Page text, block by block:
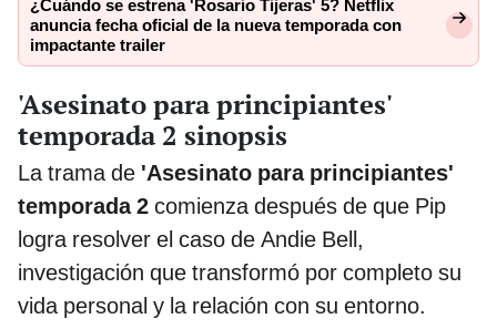
¿Cuándo se estrena 'Rosario Tijeras' 5? Netflix
anuncia fecha oficial de la nueva temporada con
impactante trailer
'Asesinato para principiantes'
temporada 2 sinopsis
La trama de 'Asesinato para principiantes'
temporada 2 comienza después de que Pip
logra resolver el caso de Andie Bell,
investigación que transformó por completo su
vida personal y la relación con su entorno.